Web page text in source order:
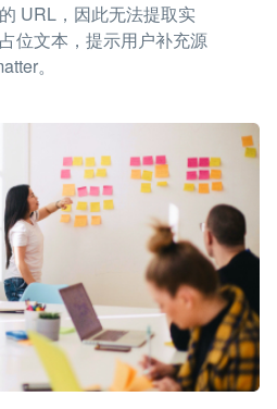
URL，因此无法提取实
位文本，提示用户补充源
。